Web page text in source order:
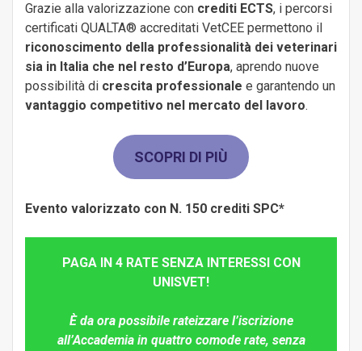
Grazie alla valorizzazione con crediti ECTS, i percorsi
certificati QUALTA® accreditati VetCEE permettono il
riconoscimento della professionalità dei veterinari
sia in Italia che nel resto d’Europa, aprendo nuove
possibilità di crescita professionale e garantendo un
vantaggio competitivo nel mercato del lavoro.
SCOPRI DI PIÙ
Evento valorizzato con N. 150 crediti SPC*
PAGA IN 4 RATE SENZA INTERESSI CON
UNISVET!
È da ora possibile rateizzare l’iscrizione
all’Accademia in quattro comode rate, senza